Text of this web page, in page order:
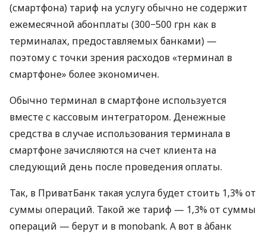
(смартфона) тариф на услугу обычно не содержит
ежемесячной абонплаты (300−500 грн как в
терминалах, предоставляемых банками) —
поэтому с точки зрения расходов «терминал в
смартфоне» более экономичен.
Обычно терминал в смартфоне используется
вместе с кассовым интегратором. Денежные
средства в случае использования терминала в
смартфоне зачисляются на счет клиента на
следующий день после проведения оплаты.
Так, в ПриватБанк такая услуга будет стоить 1,3% от
суммы операций. Такой же тариф — 1,3% от суммы
операций — берут и в monobank. А вот в àбанк